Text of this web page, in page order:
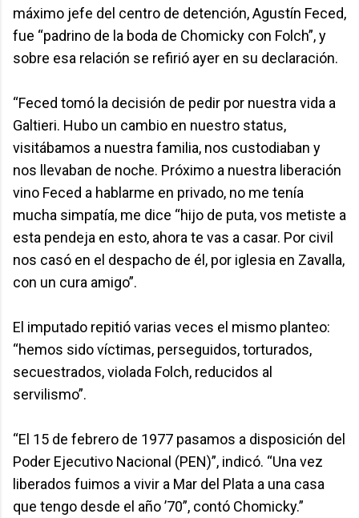
máximo jefe del centro de detención, Agustín Feced,
fue “padrino de la boda de Chomicky con Folch”, y
sobre esa relación se refirió ayer en su declaración.
“Feced tomó la decisión de pedir por nuestra vida a
Galtieri. Hubo un cambio en nuestro status,
visitábamos a nuestra familia, nos custodiaban y
nos llevaban de noche. Próximo a nuestra liberación
vino Feced a hablarme en privado, no me tenía
mucha simpatía, me dice “hijo de puta, vos metiste a
esta pendeja en esto, ahora te vas a casar. Por civil
nos casó en el despacho de él, por iglesia en Zavalla,
con un cura amigo”.
El imputado repitió varias veces el mismo planteo:
“hemos sido víctimas, perseguidos, torturados,
secuestrados, violada Folch, reducidos al
servilismo”.
“El 15 de febrero de 1977 pasamos a disposición del
Poder Ejecutivo Nacional (PEN)”, indicó. “Una vez
liberados fuimos a vivir a Mar del Plata a una casa
que tengo desde el año ’70”, contó Chomicky.”